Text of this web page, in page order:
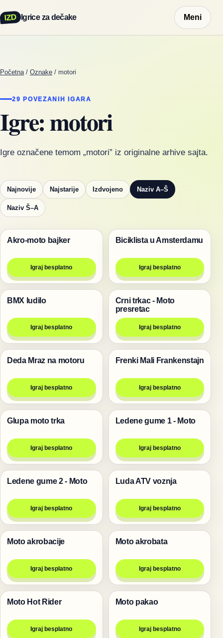
IZD Igrice za dečake Meni
Početna / Oznake / motori
29 POVEZANIH IGARA
Igre: motori
Igre označene temom „motori” iz originalne arhive sajta.
Najnovije Najstarije Izdvojeno Naziv A–Š
Naziv Š–A
Trke
Akro-moto bajker
Igraj besplatno
Trke
Biciklista u Amsterdamu
Igraj besplatno
Trke
BMX ludilo
Igraj besplatno
Trke
Crni trkac - Moto
presretac
Igraj besplatno
Trke
Deda Mraz na motoru
Igraj besplatno
Trke
Frenki Mali Frankenstajn
Igraj besplatno
Trke
Glupa moto trka
Igraj besplatno
Trke
Ledene gume 1 - Moto
Igraj besplatno
Trke
Ledene gume 2 - Moto
Igraj besplatno
Trke
Luda ATV voznja
Igraj besplatno
Trke
Moto akrobacije
Igraj besplatno
Trke
Moto akrobata
Igraj besplatno
Trke
Moto Hot Rider
Igraj besplatno
Trke
Moto pakao
Igraj besplatno